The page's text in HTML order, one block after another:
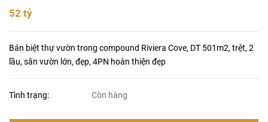
52 tỷ
Bán biệt thự vườn trong compound Riviera Cove, DT 501m2, trệt, 2
lầu, sân vườn lớn, đẹp, 4PN hoàn thiện đẹp
Tình trạng: Còn hàng